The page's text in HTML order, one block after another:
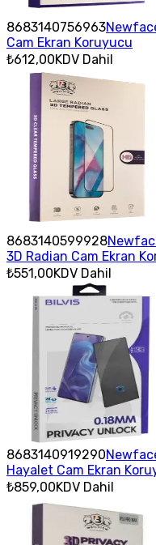
8683140756963
Cam Ekran Koruyucu
₺612,00KDV Dahil
8683140599928
3D Radian Cam Ekran
₺551,00KDV Dahil
8683140919290
Hayalet Cam Ekran
₺859,00KDV Dahil